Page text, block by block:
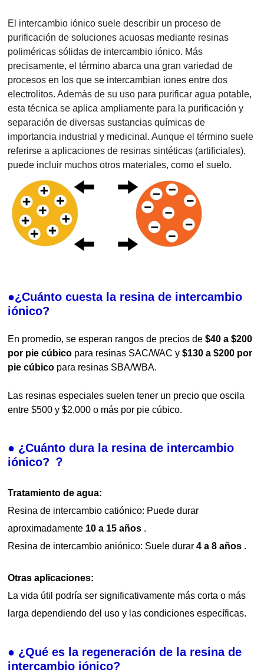
El intercambio iónico suele describir un proceso de
purificación de soluciones acuosas mediante resinas
poliméricas sólidas de intercambio iónico. Más
precisamente, el término abarca una gran variedad de
procesos en los que se intercambian iones entre dos
electrolitos. Además de su uso para purificar agua potable,
esta técnica se aplica ampliamente para la purificación y
separación de diversas sustancias químicas de
importancia industrial y medicinal. Aunque el término suele
referirse a aplicaciones de resinas sintéticas (artificiales),
puede incluir muchos otros materiales, como el suelo.
●¿Cuánto cuesta la resina de intercambio
iónico?
En promedio, se esperan rangos de precios de$40 a $200
por pie cúbico para resinas SAC/WAC y$130 a $200 por
pie cúbico para resinas SBA/WBA.
Las resinas especiales suelen tener un precio que oscila
entre $500 y $2,000 o más por pie cúbico.
● ¿Cuánto dura la resina de intercambio
iónico? ？
Tratamiento de agua:
Resina de intercambio catiónico: Puede durar
aproximadamente 10 a 15 años .
Resina de intercambio aniónico: Suele durar4 a 8 años .
Otras aplicaciones:
La vida útil podría ser significativamente más corta o más
larga dependiendo del uso y las condiciones específicas.
● ¿Qué es la regeneración de la resina de
intercambio iónico?